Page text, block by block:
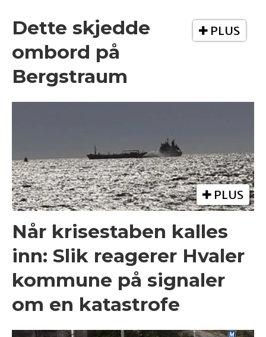
PLUS
Dette skjedde
ombord på
Bergstraum
PLUS
Når krisestaben kalles
inn: Slik reagerer Hvaler
kommune på signaler
om en katastrofe